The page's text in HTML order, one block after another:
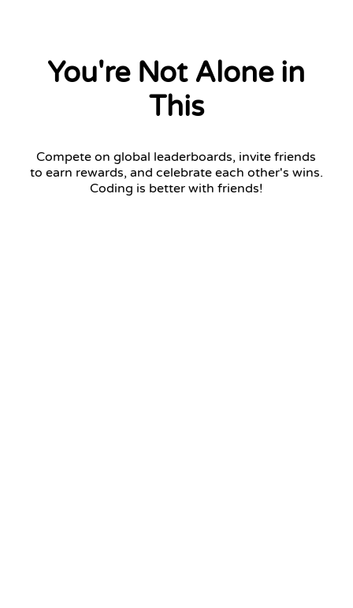
You're Not Alone in
This
Compete on global leaderboards, invite friends
to earn rewards, and celebrate each other's wins.
Coding is better with friends!